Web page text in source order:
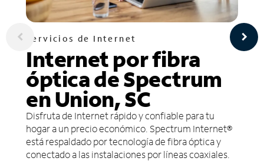
Servicios de Internet
Internet por fibra
óptica de Spectrum
en Union, SC
Disfruta de Internet rápido y confiable para tu
hogar a un precio económico. Spectrum Internet®
está respaldado por tecnología de fibra óptica y
conectado a las instalaciones por líneas coaxiales.